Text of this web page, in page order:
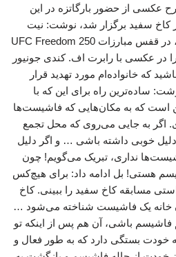
عکسی از حضور بارگاتزه در این
کاخ سفید برگزار شد، نوشت: نیت
بارگاتزه، کمدین بدنام و خوب، در قفس مبارزات UFC Freedom 250
در عکسی با رابرت اف. کندی جونیور
که خانواده‌ام مورد تهدید قرار
ساده‌ترین راه برای این که با
است که به مکان‌هایی که فاشیست‌ها
اگر به جایی می‌روی که محل تجمع
خوبی داشته باشی … و اگر دلیل
نداری، تبریک می‌گویم! چون
هستی! بل ادامه داد: برای هیچ‌کس
مسابقه کاخ سفید را ببینی. کاخ
خانه یک فاشیست شناخته می‌شود …
باشی، آن هم پس از اینکه تو
خودت بستگی دارد که به طور فعال و